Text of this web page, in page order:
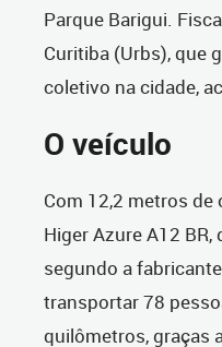
Parque Barigui.
Curitiba (Urbs), que
coletivo na cidade,
O veículo
Com 12,2 metros
Higer Azure A12
segundo a
transportar 78
quilômetros, graças